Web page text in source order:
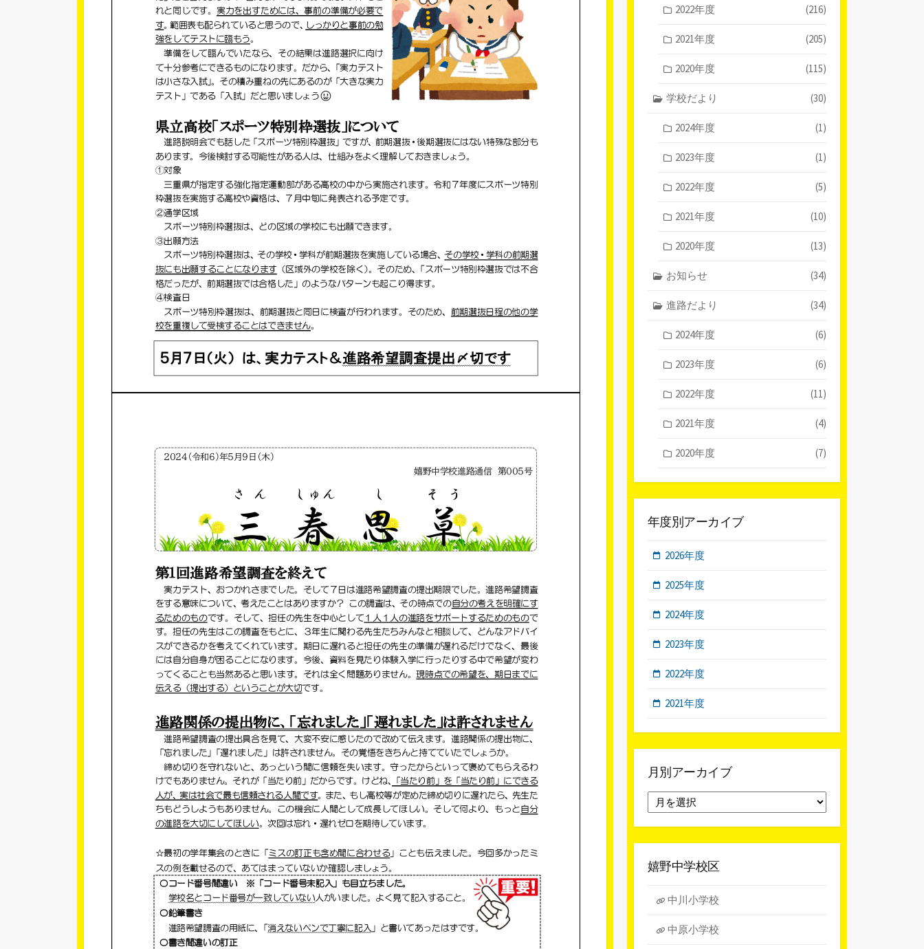
2022年度 (216)
2021年度 (205)
2020年度 (115)
学校だより (30)
2024年度 (1)
2023年度 (1)
2022年度 (5)
2021年度 (10)
2020年度 (13)
お知らせ (34)
進路だより (34)
2024年度 (6)
2023年度 (6)
2022年度 (11)
2021年度 (4)
2020年度 (7)
年度別アーカイブ
2026年度
2025年度
2024年度
2023年度
2022年度
2021年度
月別アーカイブ
別
ア
ー
イ
嬉野中学校区
中川小学校
中原小学校